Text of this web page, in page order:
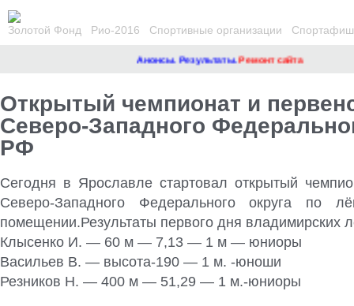
Золотой Фонд Рио-2016 Спортивные организации
Анонсы. Результаты.Ремонт сайта
Открытый чемпионат и
Северо-Западного
РФ
Сегодня в Ярославле стартовал открытый
Северо-Западного Федерального округа по
помещении.Результаты первого дня владимирских
Клысенко И. — 60 м — 7,13 — 1 м — юниоры
Васильев В. — высота-190 — 1 м. -юноши
Резников Н. — 400 м — 51,29 — 1 м.-юниоры